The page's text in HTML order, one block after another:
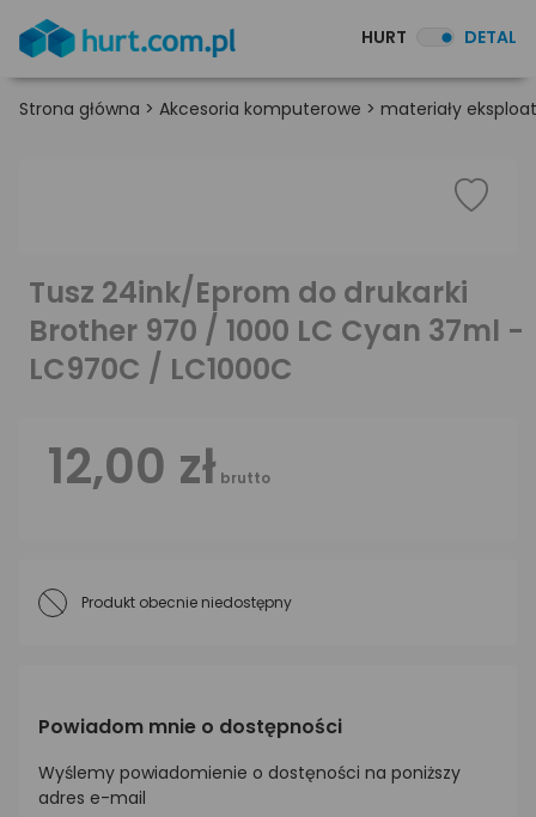
HURT DETAL
Strona główna > Akcesoria komputerowe > materiały
Tusz 24ink/Eprom do drukarki
Brother 970 / 1000 LC Cyan 37ml -
LC970C / LC1000C
12,00 zł brutto
Produkt obecnie niedostępny
Powiadom mnie o dostępności
Wyślemy powiadomienie o dostęności na poniższy
adres e-mail